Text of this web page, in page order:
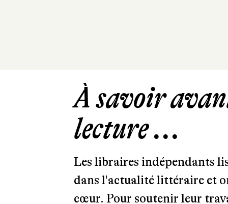
À savoir
lecture ...
Les libraires indépendants
dans l'actualité littéraire et
cœur. Pour soutenir leur